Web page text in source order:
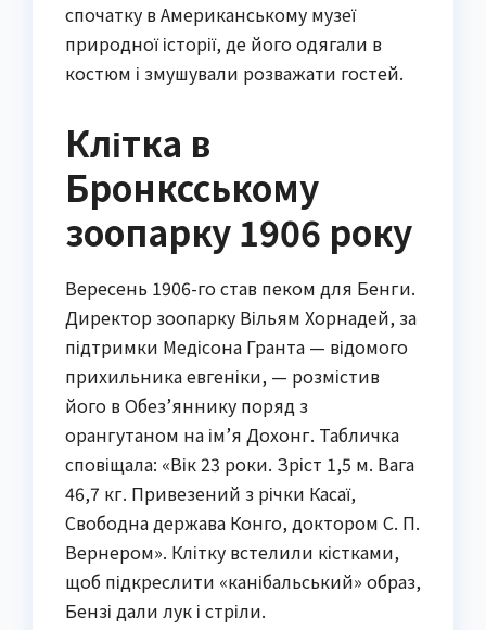
спочатку в Американському музеї
природної історії, де його одягали в
костюм і змушували розважати гостей.
Клітка в
Бронксському
зоопарку 1906 року
Вересень 1906-го став пеком для Бенги.
Директор зоопарку Вільям Хорнадей, за
підтримки Медісона Гранта — відомого
прихильника евгеніки, — розмістив
його в Обез’яннику поряд з
орангутаном на ім’я Дохонг. Табличка
сповіщала: «Вік 23 роки. Зріст 1,5 м. Вага
46,7 кг. Привезений з річки Касаї,
Свободна держава Конго, доктором С. П.
Вернером». Клітку встелили кістками,
щоб підкреслити «канібальський» образ,
Бензі дали лук і стріли.